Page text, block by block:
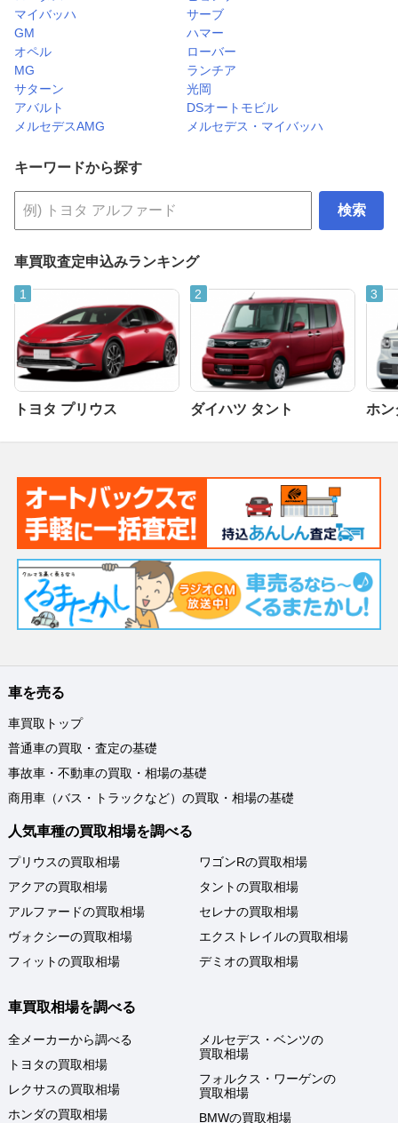
マイバッハ
サーブ
GM
ハマー
オペル
ローバー
MG
ランチア
サターン
光岡
アバルト
DSオートモビル
メルセデスAMG
メルセデス・マイバッハ
キーワードから探す
検索
車買取査定申込みランキング
トヨタ プリウス ダイハツ タント ホン
車を売る
車買取トップ
普通車の買取・査定の基礎
事故車・不動車の買取・相場の基礎
商用車（バス・トラックなど）の買取・相場の基礎
人気車種の買取相場を調べる
プリウスの買取相場
アクアの買取相場
アルファードの買取相場
ヴォクシーの買取相場
フィットの買取相場
ワゴンRの買取相場
タントの買取相場
セレナの買取相場
エクストレイルの買取相場
デミオの買取相場
車買取相場を調べる
全メーカーから調べる
トヨタの買取相場
レクサスの買取相場
ホンダの買取相場
メルセデス・ベンツの
買取相場
フォルクス・ワーゲンの
買取相場
BMWの買取相場